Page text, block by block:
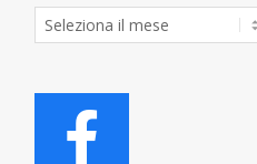
Archivio
Articoli